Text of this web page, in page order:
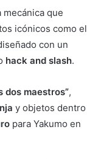
mecánica que
icónicos como el
con un
hack and slash.
dos maestros”,
y objetos dentro
para Yakumo en